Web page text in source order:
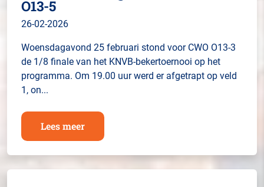
O13-5
26-02-2026
Woensdagavond 25 februari stond voor CWO O13-3
de 1/8 finale van het KNVB-bekertoernooi op het
programma. Om 19.00 uur werd er afgetrapt op veld
1, on...
Lees meer